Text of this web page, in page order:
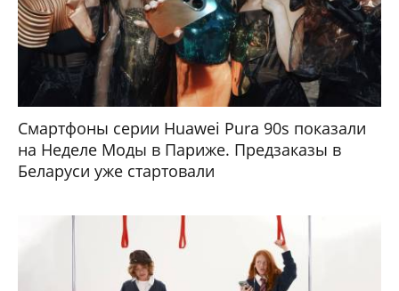
Смартфоны серии Huawei Pura 90s показали
на Неделе Моды в Париже. Предзаказы в
Беларуси уже стартовали